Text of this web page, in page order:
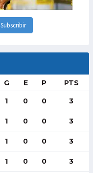
Subscribir
G E P PTS
1 0 0 3
1 0 0 3
1 0 0 3
1 0 0 3